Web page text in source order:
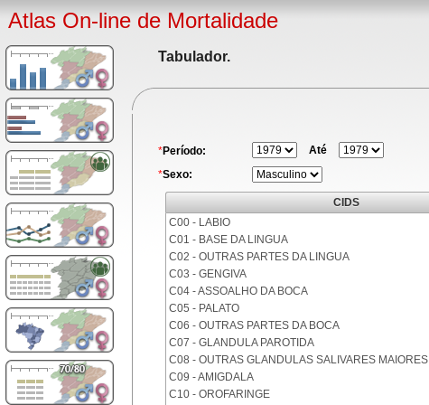
Atlas On-line de Mortalidade
Tabulador.
*Período:
Até
*Sexo:
CIDS
C00 - LABIO
C01 - BASE DA LINGUA
C02 - OUTRAS PARTES DA LINGUA
C03 - GENGIVA
C04 - ASSOALHO DA BOCA
C05 - PALATO
C06 - OUTRAS PARTES DA BOCA
C07 - GLANDULA PAROTIDA
C08 - OUTRAS GLANDULAS SALIVARES MAIORES
C09 - AMIGDALA
C10 - OROFARINGE